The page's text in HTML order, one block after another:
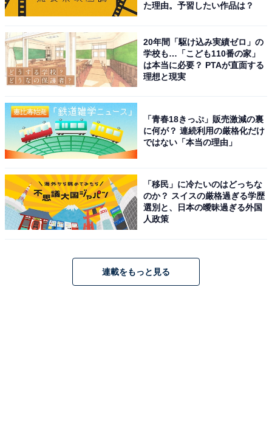
た理由。予習したい作品は？
20年間「駆け込み実績ゼロ」の
学校も…「こども110番の家」
は本当に必要？ PTAが直面する
理想と現実
「青春18きっぷ」販売激減の裏
に何が？ 連続利用の厳格化だけ
ではない「本当の理由」
「移民」に冷たいのはどっちな
のか？ スイスの厳格過ぎる学歴
選別と、日本の曖昧過ぎる外国
人政策
連載をもっと見る